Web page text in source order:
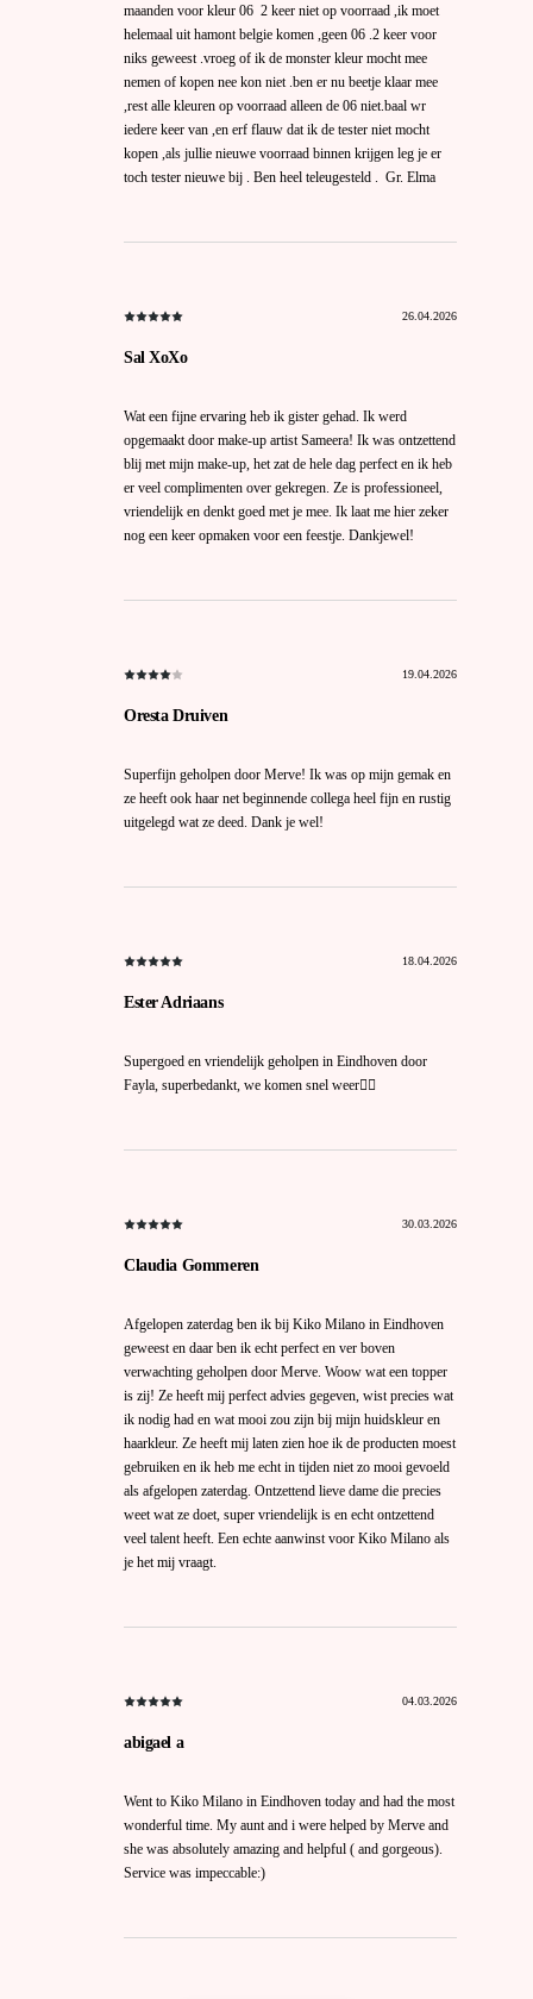
maanden voor kleur 06 2 keer niet op voorraad ,ik moet
helemaal uit hamont belgie komen ,geen 06 .2 keer voor
niks geweest .vroeg of ik de monster kleur mocht mee
nemen of kopen nee kon niet .ben er nu beetje klaar mee
,rest alle kleuren op voorraad alleen de 06 niet.baal wr
iedere keer van ,en erf flauw dat ik de tester niet mocht
kopen ,als jullie nieuwe voorraad binnen krijgen leg je er
toch tester nieuwe bij . Ben heel teleugesteld . Gr. Elma
26.04.2026
Sal XoXo
Wat een fijne ervaring heb ik gister gehad. Ik werd
opgemaakt door make-up artist Sameera! Ik was ontzettend
blij met mijn make-up, het zat de hele dag perfect en ik heb
er veel complimenten over gekregen. Ze is professioneel,
vriendelijk en denkt goed met je mee. Ik laat me hier zeker
nog een keer opmaken voor een feestje. Dankjewel!
19.04.2026
Oresta Druiven
Superfijn geholpen door Merve! Ik was op mijn gemak en
ze heeft ook haar net beginnende collega heel fijn en rustig
uitgelegd wat ze deed. Dank je wel!
18.04.2026
Ester Adriaans
Supergoed en vriendelijk geholpen in Eindhoven door
Fayla, superbedankt, we komen snel weer🙋‍♀️
30.03.2026
Claudia Gommeren
Afgelopen zaterdag ben ik bij Kiko Milano in Eindhoven
geweest en daar ben ik echt perfect en ver boven
verwachting geholpen door Merve. Woow wat een topper
is zij! Ze heeft mij perfect advies gegeven, wist precies wat
ik nodig had en wat mooi zou zijn bij mijn huidskleur en
haarkleur. Ze heeft mij laten zien hoe ik de producten moest
gebruiken en ik heb me echt in tijden niet zo mooi gevoeld
als afgelopen zaterdag. Ontzettend lieve dame die precies
weet wat ze doet, super vriendelijk is en echt ontzettend
veel talent heeft. Een echte aanwinst voor Kiko Milano als
je het mij vraagt.
04.03.2026
abigael a
Went to Kiko Milano in Eindhoven today and had the most
wonderful time. My aunt and i were helped by Merve and
she was absolutely amazing and helpful ( and gorgeous).
Service was impeccable:)